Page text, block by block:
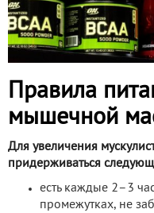
Правила
мышечной
Для увеличения
придерживаться
есть каждые 2–3
промежутках, не